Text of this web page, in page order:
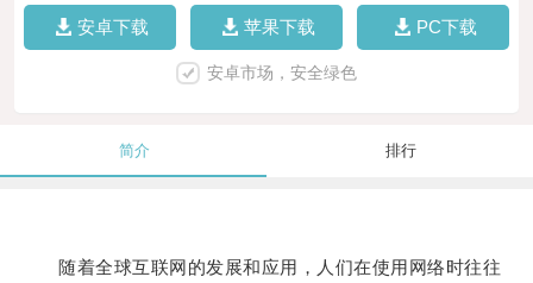
安卓下载 苹果下载 PC下载
安卓市场，安全绿色
简介 排行
随着全球互联网的发展和应用，人们在使用网络时往往